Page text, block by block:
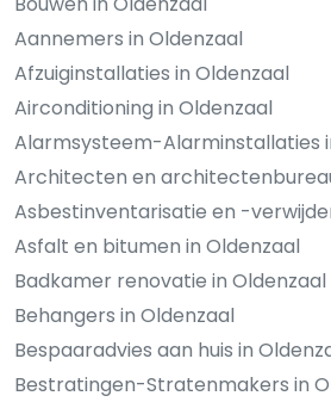
Aannemers in Oldenzaal
Afzuiginstallaties in Oldenzaal
Airconditioning in Oldenzaal
Alarmsysteem-Alarminstallaties
Architecten en
Asbestinventarisatie en -
Asfalt en bitumen in Oldenzaal
Badkamer renovatie in Oldenzaal
Behangers in Oldenzaal
Bespaaradvies aan huis in
Bestratingen-Stratenmakers in